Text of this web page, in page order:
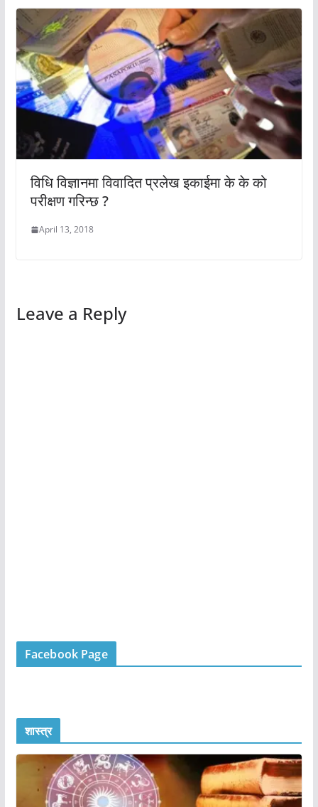
विधि विज्ञानमा विवादित प्रलेख इकाईमा के के को
परीक्षण गरिन्छ ?
April 13, 2018
Leave a Reply
Facebook Page
शास्त्र